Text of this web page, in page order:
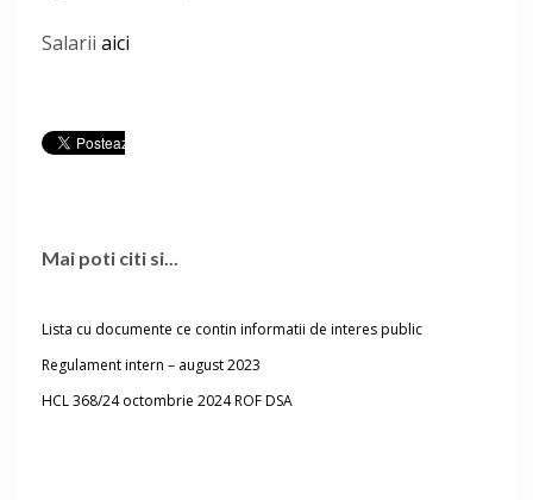
Salarii aici
Mai poti citi si...
Lista cu documente ce contin informatii de interes public
Regulament intern – august 2023
HCL 368/24 octombrie 2024 ROF DSA